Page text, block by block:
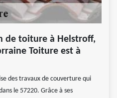
de toiture à Helstroff,
Toiture est à
des travaux de couverture qui
le 57220. Grâce à ses